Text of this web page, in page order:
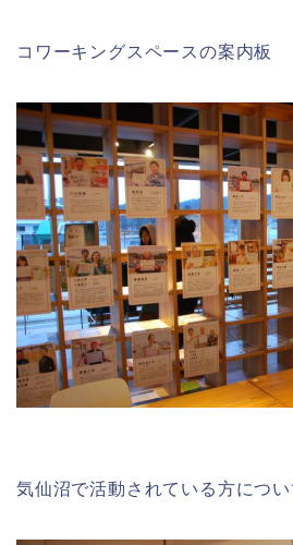
コワーキングスペースの案内板
気仙沼で活動されている方につい